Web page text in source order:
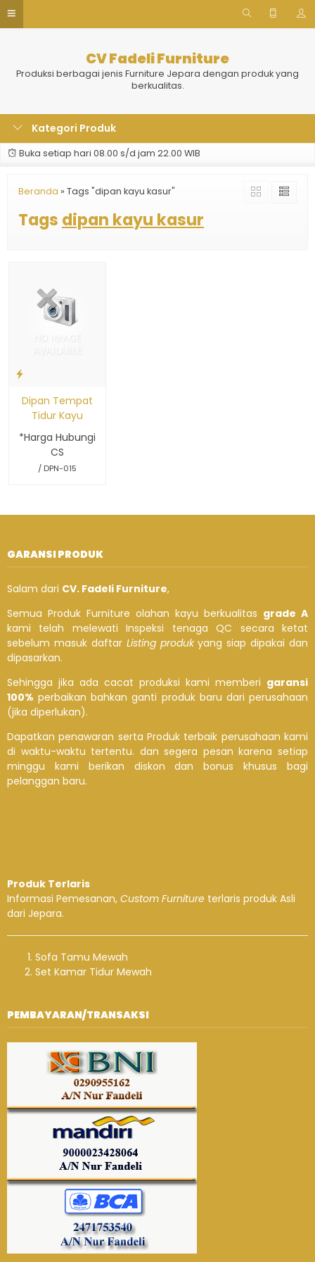
CV Fadeli Furniture
Produksi berbagai jenis Furniture Jepara dengan produk yang
berkualitas.
Kategori Produk
Buka setiap hari 08.00 s/d jam 22.00 WIB
Beranda » Tags "dipan kayu kasur"
Tags dipan kayu kasur
Dipan Tempat
Tidur Kayu
*Harga Hubungi
CS
/ DPN-015
GARANSI PRODUK
Salam dari CV. Fadeli Furniture,
Semua Produk Furniture olahan kayu berkualitas grade A
kami telah melewati Inspeksi tenaga QC secara ketat
sebelum masuk daftar Listing produkyang siap dipakai dan
dipasarkan.
Sehingga jika ada cacat produksi kami memberi garansi
100% perbaikan bahkan ganti produk baru dari perusahaan
(jika diperlukan).
Dapatkan penawaran serta Produk terbaik perusahaan kami
di waktu-waktu tertentu. dan segera pesan karena setiap
minggu kami berikan diskon dan bonus khusus bagi
pelanggan baru.
Produk Terlaris
Informasi Pemesanan, Custom Furniture terlaris produk Asli
dari Jepara.
Sofa Tamu Mewah
Set Kamar Tidur Mewah
PEMBAYARAN/TRANSAKSI